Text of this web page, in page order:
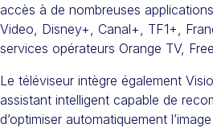
accès à de nombreuses
Video, Disney+, Canal+, TF1+,
services opérateurs Orange TV,
Le téléviseur intègre également
assistant intelligent capable de
d’optimiser automatiquement